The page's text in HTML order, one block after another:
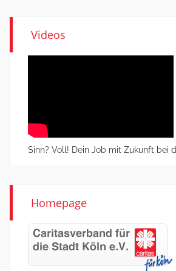
Videos
Sinn? Voll! Dein Job mit Zukunft bei
Homepage